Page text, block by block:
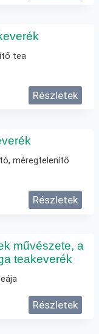
tea
Részletek
méregtelenítő
Részletek
művészete, a
teakeverék
Részletek